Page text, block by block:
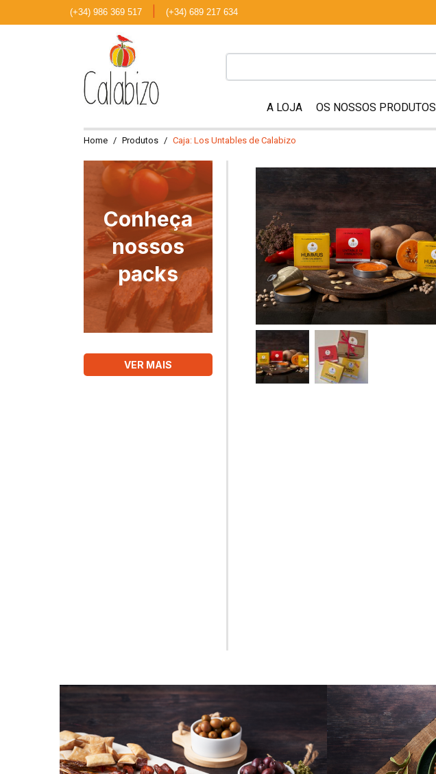
(+34) 986 369 517 (+34) 689 217 634
A LOJA OS NOSSOS PRODUTOS
Home Produtos Caja: Los Untables de Calabizo
Conheça
nossos
packs
VER MAIS